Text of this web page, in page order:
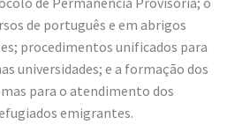
de português e em abrigos
procedimentos unificados para
universidades; e a formação dos
para o atendimento dos
emigrantes.